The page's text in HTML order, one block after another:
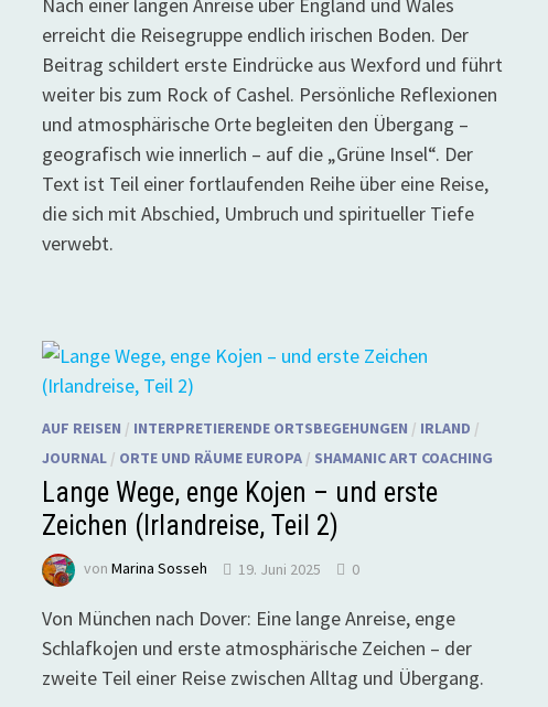
Nach einer langen Anreise über England und Wales
erreicht die Reisegruppe endlich irischen Boden. Der
Beitrag schildert erste Eindrücke aus Wexford und führt
weiter bis zum Rock of Cashel. Persönliche Reflexionen
und atmosphärische Orte begleiten den Übergang –
geografisch wie innerlich – auf die „Grüne Insel“. Der
Text ist Teil einer fortlaufenden Reihe über eine Reise,
die sich mit Abschied, Umbruch und spiritueller Tiefe
verwebt.
AUF REISEN / INTERPRETIERENDE ORTSBEGEHUNGEN / IRLAND /
JOURNAL / ORTE UND RÄUME EUROPA / SHAMANIC ART COACHING
Lange Wege, enge Kojen – und erste
Zeichen (Irlandreise, Teil 2)
vonMarina Sosseh 19. Juni 2025 0
Von München nach Dover: Eine lange Anreise, enge
Schlafkojen und erste atmosphärische Zeichen – der
zweite Teil einer Reise zwischen Alltag und Übergang.